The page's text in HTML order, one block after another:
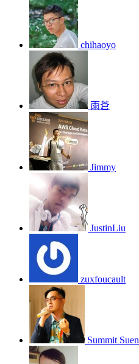
chihaoyo
雨蒼
Jimmy
JustinLiu
zuxfoucault
Summit Suen